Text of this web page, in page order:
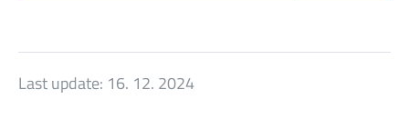
Last update: 16. 12. 2024